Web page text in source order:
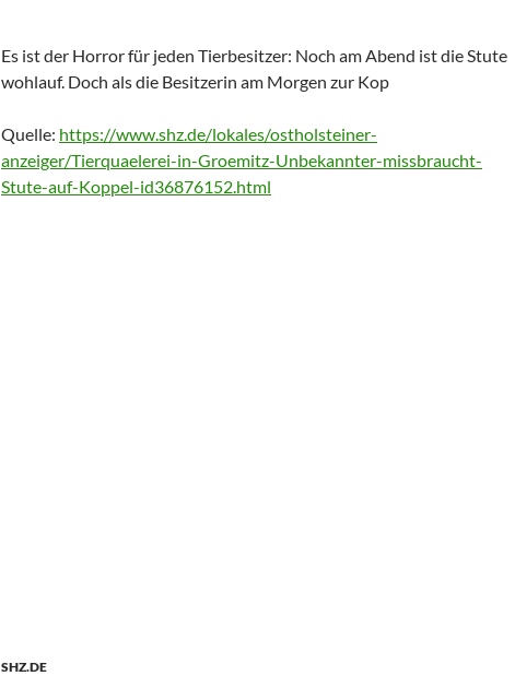
Es ist der Horror für jeden Tierbesitzer: Noch am Abend ist die Stute
wohlauf. Doch als die Besitzerin am Morgen zur Kop
Quelle: https://www.shz.de/lokales/ostholsteiner-
anzeiger/Tierquaelerei-in-Groemitz-Unbekannter-missbraucht-
Stute-auf-Koppel-id36876152.html
SHZ.DE